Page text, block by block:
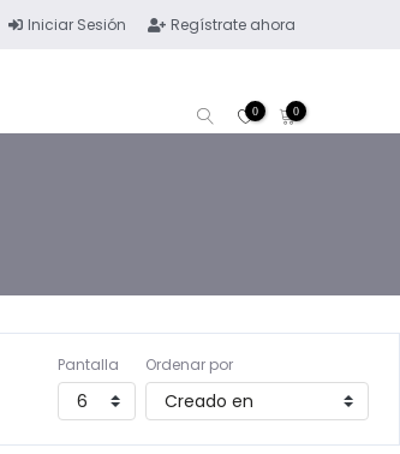
Iniciar Sesión Regístrate ahora
0 0
Pantalla Ordenar por